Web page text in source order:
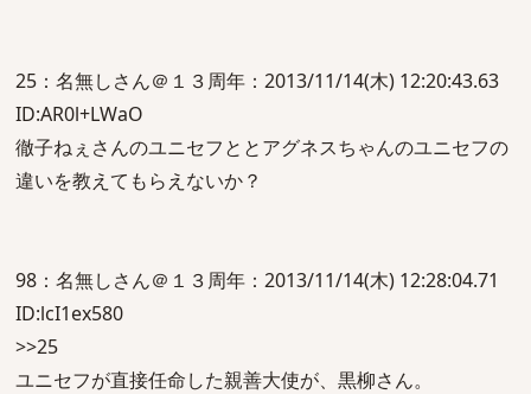
25：名無しさん＠１３周年：2013/11/14(木) 12:20:43.63
ID:AR0l+LWaO
徹子ねぇさんのユニセフととアグネスちゃんのユニセフの
違いを教えてもらえないか？
98：名無しさん＠１３周年：2013/11/14(木) 12:28:04.71
ID:lcI1ex580
>>25
ユニセフが直接任命した親善大使が、黒柳さん。